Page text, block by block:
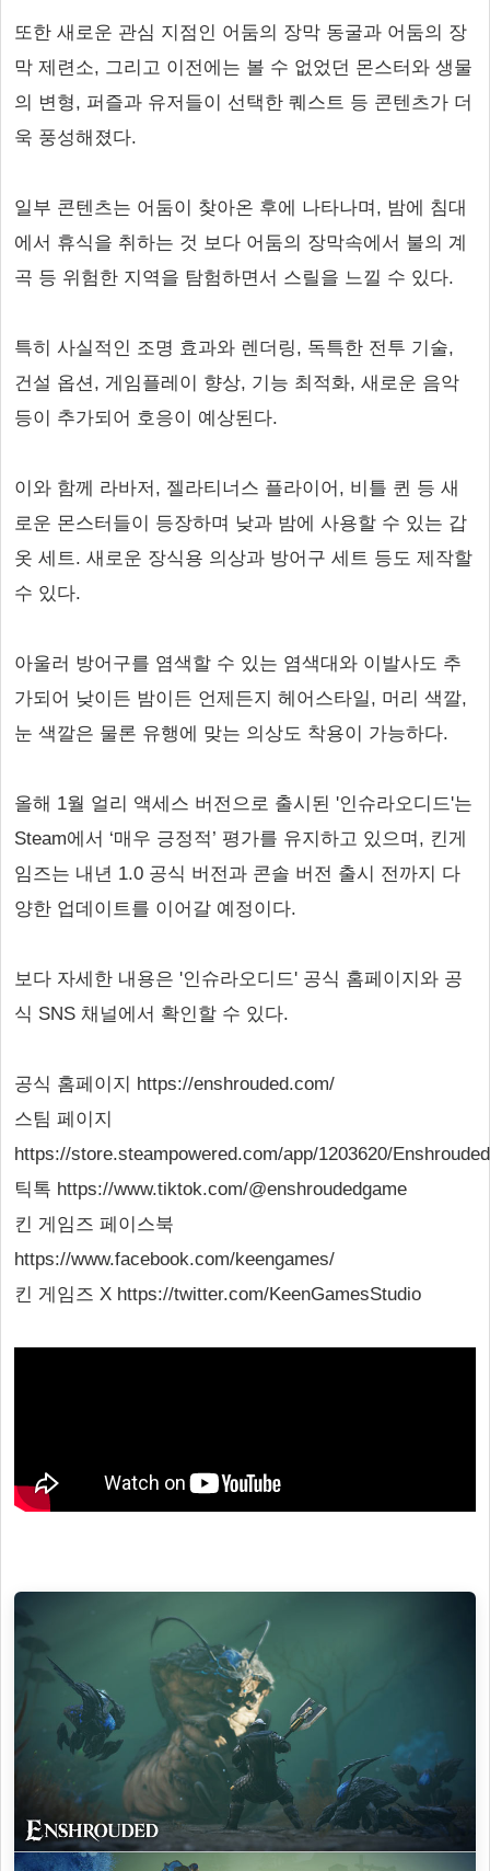
또한 새로운 관심 지점인 어둠의 장막 동굴과 어둠의 장
막 제련소, 그리고 이전에는 볼 수 없었던 몬스터와 생물
의 변형, 퍼즐과 유저들이 선택한 퀘스트 등 콘텐츠가 더
욱 풍성해졌다.
일부 콘텐츠는 어둠이 찾아온 후에 나타나며, 밤에 침대
에서 휴식을 취하는 것 보다 어둠의 장막속에서 불의 계
곡 등 위험한 지역을 탐험하면서 스릴을 느낄 수 있다.
특히 사실적인 조명 효과와 렌더링, 독특한 전투 기술,
건설 옵션, 게임플레이 향상, 기능 최적화, 새로운 음악
등이 추가되어 호응이 예상된다.
이와 함께 라바저, 젤라티너스 플라이어, 비틀 퀸 등 새
로운 몬스터들이 등장하며 낮과 밤에 사용할 수 있는 갑
옷 세트. 새로운 장식용 의상과 방어구 세트 등도 제작할
수 있다.
아울러 방어구를 염색할 수 있는 염색대와 이발사도 추
가되어 낮이든 밤이든 언제든지 헤어스타일, 머리 색깔,
눈 색깔은 물론 유행에 맞는 의상도 착용이 가능하다.
올해 1월 얼리 액세스 버전으로 출시된 '인슈라오디드'는
Steam에서 ‘매우 긍정적’ 평가를 유지하고 있으며, 킨게
임즈는 내년 1.0 공식 버전과 콘솔 버전 출시 전까지 다
양한 업데이트를 이어갈 예정이다.
보다 자세한 내용은 '인슈라오디드' 공식 홈페이지와 공
식 SNS 채널에서 확인할 수 있다.
공식 홈페이지 https://enshrouded.com/
스팀 페이지
https://store.steampowered.com/app/1203620/
틱톡 https://www.tiktok.com/@enshroudedgame
킨 게임즈 페이스북
https://www.facebook.com/keengames/
킨 게임즈 X https://twitter.com/KeenGamesStudio